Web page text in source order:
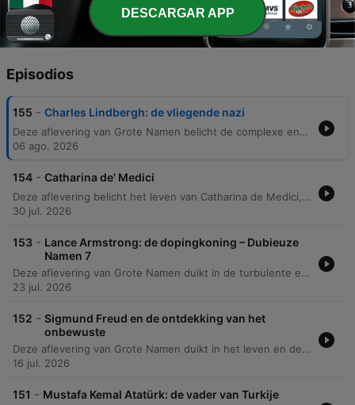
werden.
Episodios
155 - Charles Lindbergh: de vliegende nazi
Deze aflevering van Grote Namen belicht de complexe en dubieuze geschiedenis van Charles Lindbergh. De podcast beschrijft zijn legendarische eerste solo-Atlantische vlucht en de wereldwijde roem die hij verwierf, maar duikt ook in de duistere hoofdstukken van zijn leven, waaronder de tragische ontvoering van zijn zoon. Verder wordt ingegaan op de controverses rondom Lindberghs banden met Nazi-Duitsland en zijn rol binnen de America First Committee. Ondanks latere pogingen om zijn imago te redden, bleven zijn antisemitische retoriek en politieke keuzes een blijvende smet op zijn nalatenschap. De aflevering sluit af met een blik op de chaos tijdens de Franse Revolutie in Parijs.
06 ago. 2026
154 - Catharina de' Medici
Deze aflevering belicht het leven van Catharina de Medici, haar problematische huwelijk met Henri en haar politieke overlevingsstrategieën aan het Franse hof. We verkennen hoe zij navigeerde tussen de religieuze spanningen tussen de Guises en de Bourbons, terwijl ze tegelijkertijd de culturele invloed van Frankrijk vormgaf. Daarnaast behandelen we de turbulente periode van de Franse godsdienstoorlogen, de escalatie naar de Bartholomeusnacht en de opkomst van Henri III. De aflevering sluit af met het einde van het huis Valois na de moord op Henri III, de strategische huwelijken van Catharina's dochters en de profetieën van Nostradamus.
30 jul. 2026
153 - Lance Armstrong: de dopingkoning – Dubieuze
Namen 7
Deze aflevering van Grote Namen duikt in de turbulente en dubieuze geschiedenis van wielrenner Lance Armstrong. Van zijn vroege fraude met geboortedata tot de systematische dopingcultuur met behulp van Dr. Michele Ferrari, de podcast belicht hoe Armstrong een imperium opbouwde dat uiteindelijk instortte door klokkenluiders. Daarnaast wordt de oorsprong van de Tour de France besproken, die voortkwam uit politieke spanningen rond de Dreyfus-affaire en een marketingstrategie van Henri Desgranges om zijn sportkrant weer succesvol te maken.
23 jul. 2026
152 - Sigmund Freud en de ontdekking van het
onbewuste
Deze aflevering van Grote Namen duikt in het leven en de blijvende nalatenschap van Sigmund Freud. We volgen zijn ontwikkeling van een jonge arts gefascineerd door fysiologie naar de grondlegger van de psychoanalyse, waarbij we onderzoeken hoe hij de link legde tussen trauma en fysieke symptomen. Daarnaast bespreken we de diepe impact van zijn theorieën over het id, ego en superego op onze taal, cultuur en zelfs moderne marketing. De aflevering behandelt ook de schaduwzijden van zijn leven, waaronder zijn vlucht voor het nazisme en de wetenschappelijke kritiek op zijn methoden.
16 jul. 2026
151 - Mustafa Kemal Atatürk: de vader van Turkije
DESCARGAR APP